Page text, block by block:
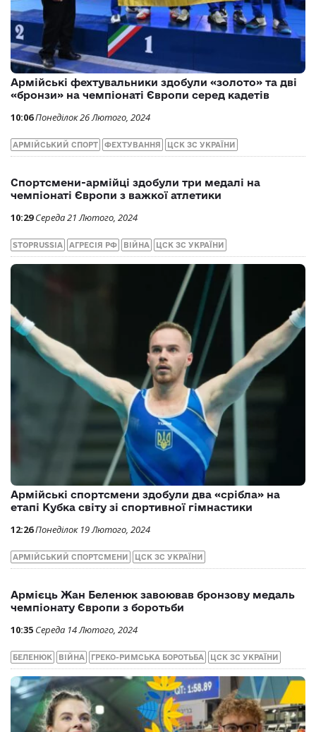
12:08Вівторок 27 Лютого, 2024
АРМІЙСЬКІ СПОРТСМЕНИ ВІЙНА
Армійські фехтувальники здобули «золото» та дві
«бронзи» на чемпіонаті Європи серед кадетів
10:06Понеділок 26 Лютого, 2024
АРМІЙСЬКИЙ СПОРТ ФЕХТУВАННЯ ЦСК ЗС УКРАЇНИ
Спортсмени-армійці здобули три медалі на
чемпіонаті Європи з важкої атлетики
Середа 21 Лютого, 2024
АГРЕСІЯ РФ ВІЙНА ЦСК ЗС УКРАЇНИ
Армійські спортсмени здобули два «срібла» на
етапі Кубка світу зі спортивної гімнастики